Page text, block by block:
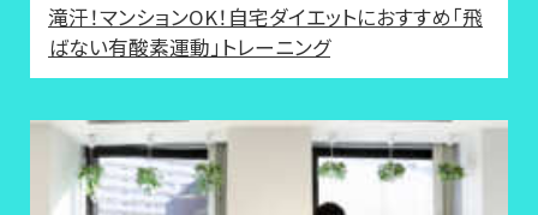
滝汗！マンションOK！自宅ダイエットにおすすめ「飛
ばない有酸素運動」トレーニング